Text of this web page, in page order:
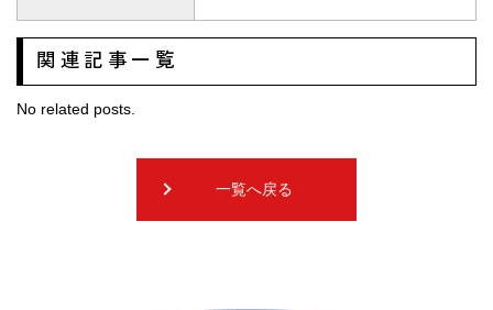
関連記事一覧
No related posts.
一覧へ戻る